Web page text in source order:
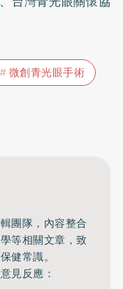
微創青光眼手術
團隊，內容整合
等相關文章，致
健常識。
見反應：